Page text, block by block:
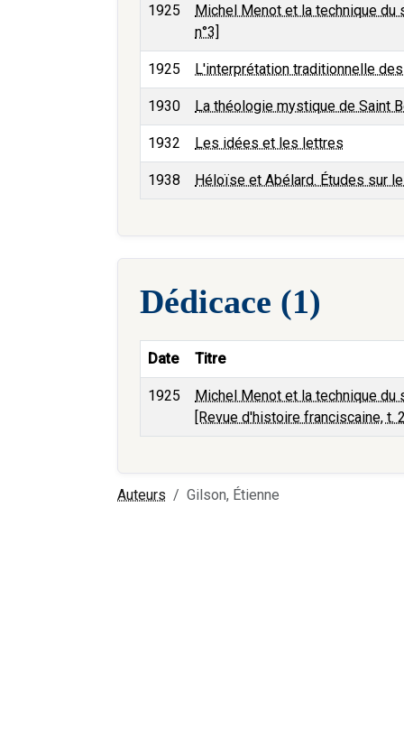
1925
Michel Menot et la technique du
n°3]
1925 L'interprétation traditionnelle
1930 La théologie mystique de Saint
1932 Les idées et les lettres
1938 Héloïse et Abélard. Études sur
Dédicace (1)
Date Titre
1925
Michel Menot et la technique du
[Revue d'histoire franciscaine, t.
Auteurs Gilson, Étienne